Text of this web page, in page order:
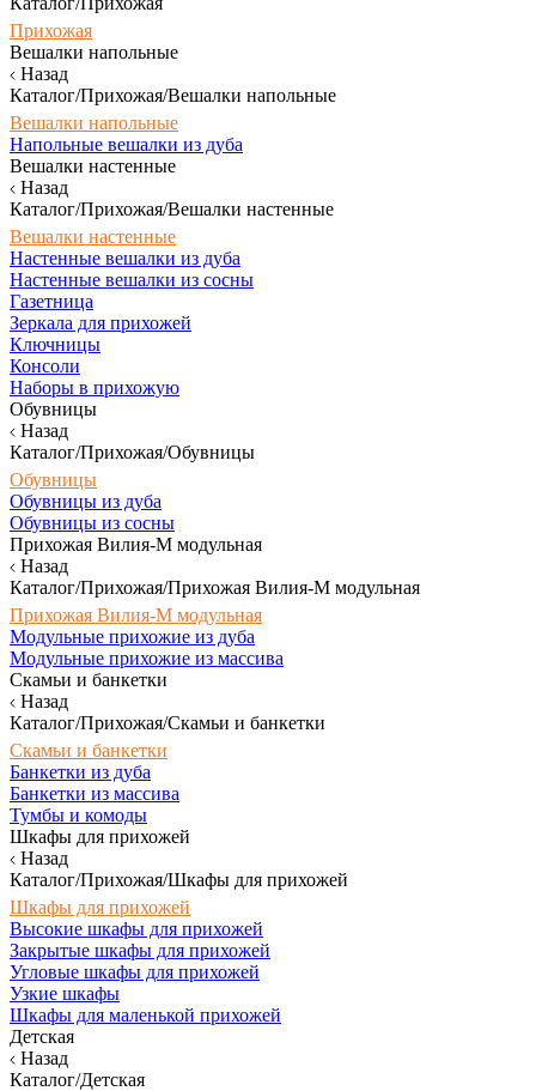
Прихожая
Вешалки напольные
Назад
Каталог/Прихожая/Вешалки напольные
Вешалки напольные
Напольные вешалки из дуба
Вешалки настенные
Назад
Каталог/Прихожая/Вешалки настенные
Вешалки настенные
Настенные вешалки из дуба
Настенные вешалки из сосны
Газетница
Зеркала для прихожей
Ключницы
Консоли
Наборы в прихожую
Обувницы
Назад
Каталог/Прихожая/Обувницы
Обувницы
Обувницы из дуба
Обувницы из сосны
Прихожая Вилия-М модульная
Назад
Каталог/Прихожая/Прихожая Вилия-М модульная
Прихожая Вилия-М модульная
Модульные прихожие из дуба
Модульные прихожие из массива
Скамьи и банкетки
Назад
Каталог/Прихожая/Скамьи и банкетки
Скамьи и банкетки
Банкетки из дуба
Банкетки из массива
Тумбы и комоды
Шкафы для прихожей
Назад
Каталог/Прихожая/Шкафы для прихожей
Шкафы для прихожей
Высокие шкафы для прихожей
Закрытые шкафы для прихожей
Угловые шкафы для прихожей
Узкие шкафы
Шкафы для маленькой прихожей
Детская
Назад
Каталог/Детская